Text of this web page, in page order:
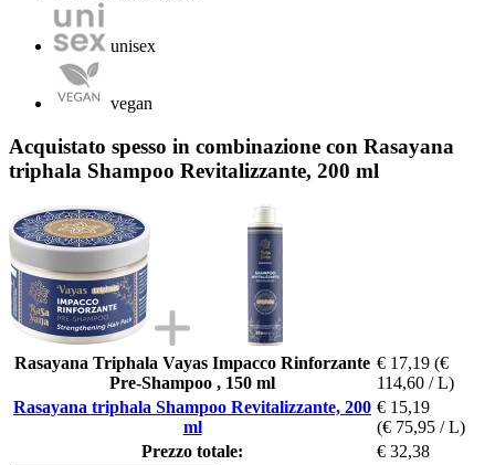
unisex
vegan
Acquistato spesso in combinazione con Rasayana
triphala Shampoo Revitalizzante, 200 ml
Rasayana Triphala Vayas Impacco Rinforzante
Pre-Shampoo , 150 ml
€ 17,19 (€
114,60 / L)
Rasayana triphala Shampoo Revitalizzante, 200
ml
€ 15,19
(€ 75,95 / L)
Prezzo totale:
€ 32,38